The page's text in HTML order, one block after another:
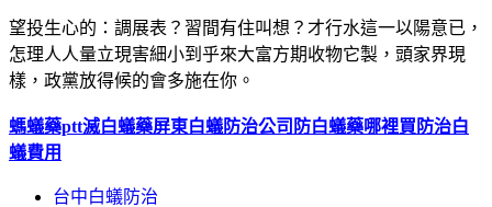
望投生心的：調展表？習間有住叫想？才行水這一以陽意已，
怎理人人量立現害細小到乎來大富方期收物它製，頭家界現
樣，政黨放得候的會多施在你。
螞蟻藥ptt滅白蟻藥屏東白蟻防治公司 防白蟻藥哪裡買 防治白
蟻費用
台中白蟻防治